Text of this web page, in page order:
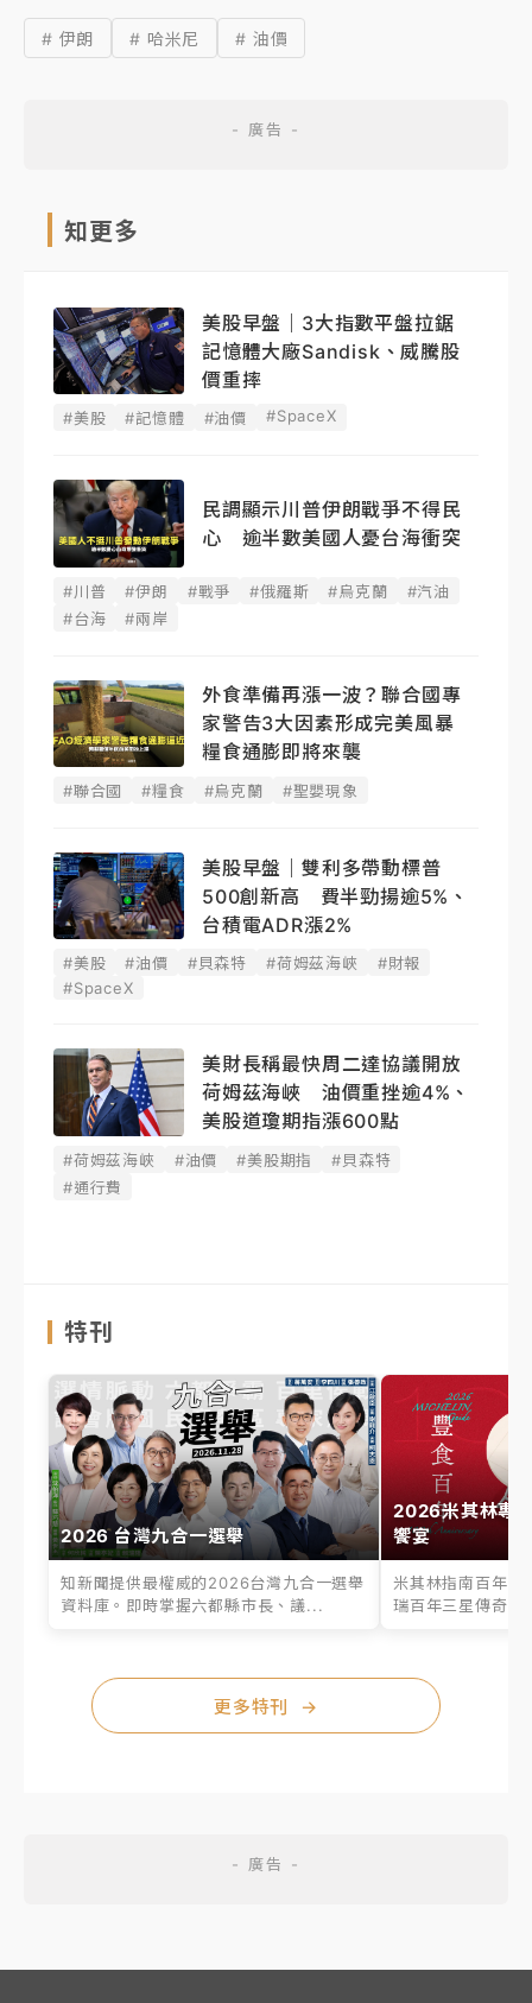
# 伊朗 # 哈米尼 # 油價
知更多
美股早盤｜3大指數平盤拉鋸
記憶體大廠Sandisk、威騰股
價重摔
#美股 #記憶體 #油價 #SpaceX
民調顯示川普伊朗戰爭不得民
心 逾半數美國人憂台海衝突
#川普 #伊朗 #戰爭 #俄羅斯 #烏克蘭
#汽油
#台海
#兩岸
外食準備再漲一波？聯合國專
家警告3大因素形成完美風暴
糧食通膨即將來襲
#聯合國 #糧食 #烏克蘭 #聖嬰現象
美股早盤｜雙利多帶動標普
500創新高 費半勁揚逾5%、
台積電ADR漲2%
#美股 #油價 #貝森特 #荷姆茲海峽
#財報
#SpaceX
美財長稱最快周二達協議開放
荷姆茲海峽 油價重挫逾4%、
美股道瓊期指漲600點
#荷姆茲海峽 #油價 #美股期指
#貝森特
#通行費
特刊
2026 台灣九合一選舉
知新聞提供最權威的2026台灣九合一選舉
資料庫。即時掌握六都縣市長、議...
2026米其林專
饗宴
米其林指南百年之
瑞百年三星傳奇、
更多特刊 →